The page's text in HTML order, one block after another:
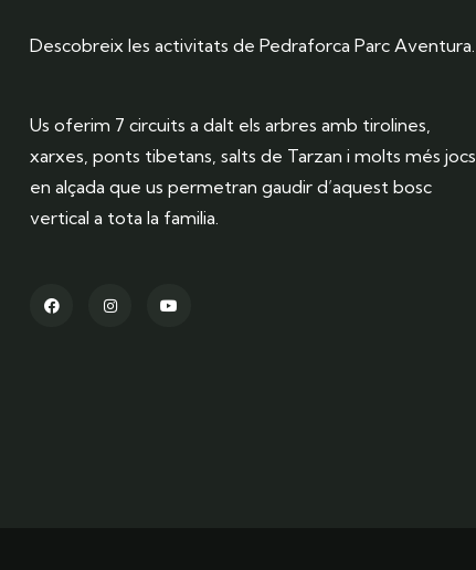
Descobreix les activitats de Pedraforca Parc Aventura.
Us oferim 7 circuits a dalt els arbres amb tirolines,
xarxes, ponts tibetans, salts de Tarzan i molts més jocs
en alçada que us permetran gaudir d’aquest bosc
vertical a tota la familia.